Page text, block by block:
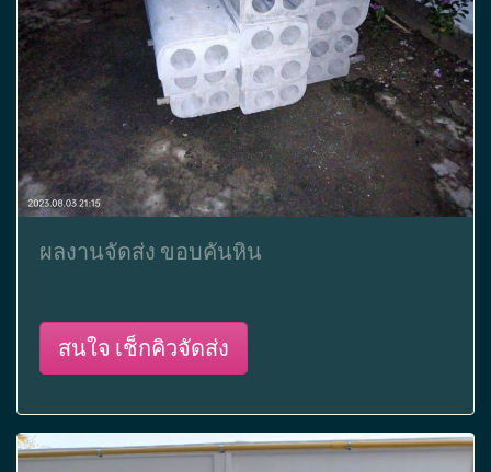
ผลงานจัดส่ง ขอบคันหิน
สนใจ เช็กคิวจัดส่ง